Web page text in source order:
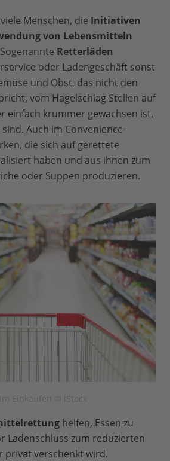
Menschen, die Initiativen
von Lebensmitteln
Retterläden
oder Ladengeschäft sonst
und Obst, das nicht den
vom Hagelschlag Stellen auf
einfach krummer gewachsen ist,
Auch im Convenience-
die sich auf gerettete
haben und aus ihnen zum
oder Suppen produzieren.
helfen, Essen zu
Ladenschluss zum reduzierten
privat verschenkt wird.